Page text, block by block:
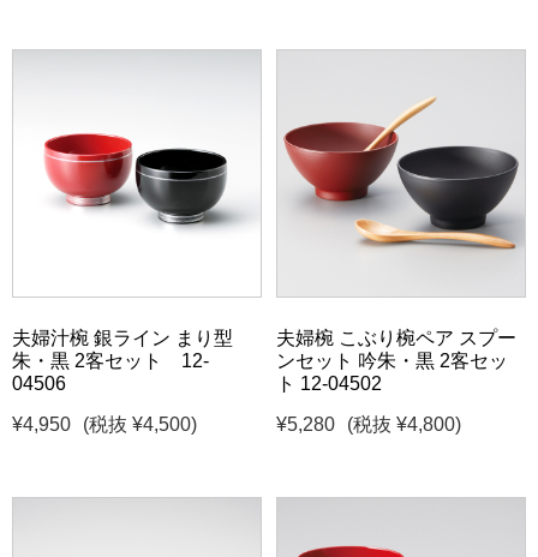
夫婦汁椀 銀ライン まり型
朱・黒 2客セット 12-
04506
¥4,950
(税抜 ¥4,500)
夫婦椀 こぶり椀ペア スプー
ンセット 吟朱・黒 2客セッ
ト 12-04502
¥5,280
(税抜 ¥4,800)